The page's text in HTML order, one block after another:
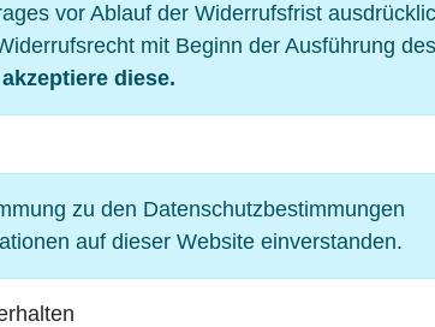
vor Ablauf der Widerrufsfrist
mit Beginn der Ausführung des
diese.
zu den Datenschutzbestimmungen
auf dieser Website einverstanden.